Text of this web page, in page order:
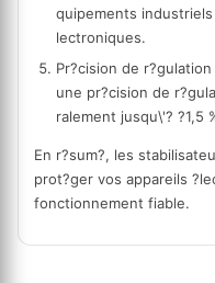
quipements
lectroniques.
Pr?cision de
une pr?cision de
ralement jusqu\'? ?1,5
En r?sum?, les
prot?ger vos appareils
fonctionnement fiable.